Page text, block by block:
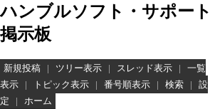
ハンブルソフト・サポート
掲示板
新規投稿 | ツリー表示 | スレッド表示 |
一覧
表示
| トピック表示 | 番号順表示 | 検索 |
設
定
|
ホーム